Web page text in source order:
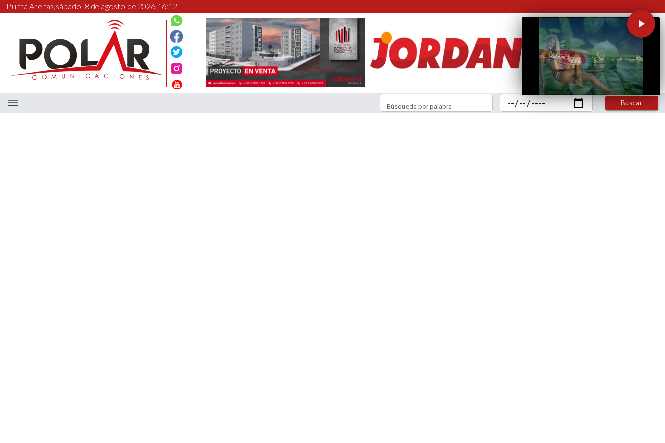
Punta Arenas,sábado, 8 de agosto de 2026 16:12
Buscar
Búsqueda por palabra